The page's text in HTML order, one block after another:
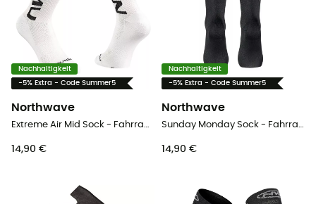
Nachhaltigkeit
-5% Extra - Code Summer5
Northwave
Extreme Air Mid Sock - Fahrradsocken
14,90 €
Nachhaltigkeit
-5% Extra - Code Summer5
Northwave
Sunday Monday Sock - Fahrradsocken
14,90 €